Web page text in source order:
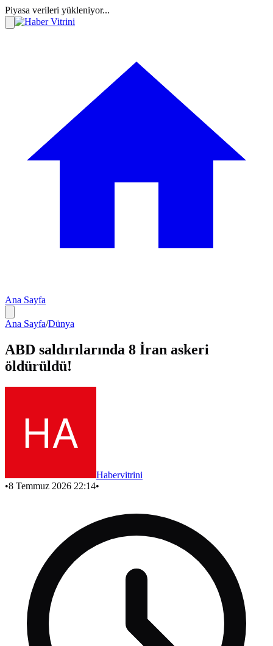
Piyasa verileri yükleniyor...
Ana Sayfa
Ana Sayfa/Dünya
ABD saldırılarında 8 İran askeri
öldürüldü!
Habervitrini
•8 Temmuz 2026 22:14•